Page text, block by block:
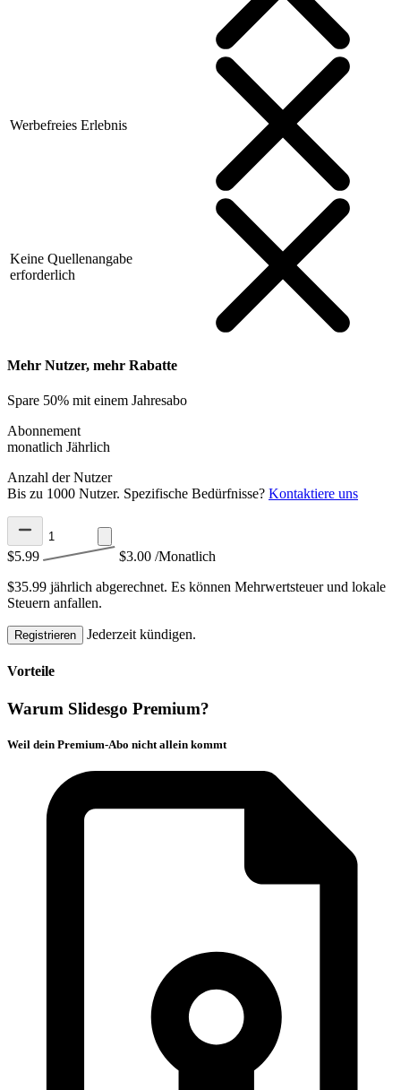
Werbefreies Erlebnis
Keine Quellenangabe
erforderlich
Mehr Nutzer, mehr Rabatte
Spare 50% mit einem Jahresabo
Abonnement
monatlich Jährlich
Anzahl der Nutzer
Bis zu 1000 Nutzer. Spezifische Bedürfnisse? Kontaktiere uns
$5.99 $3.00 /Monatlich
$35.99 jährlich abgerechnet. Es können Mehrwertsteuer und lokale
Steuern anfallen.
Registrieren Jederzeit kündigen.
Vorteile
Warum Slidesgo Premium?
Weil dein Premium-Abo nicht allein kommt